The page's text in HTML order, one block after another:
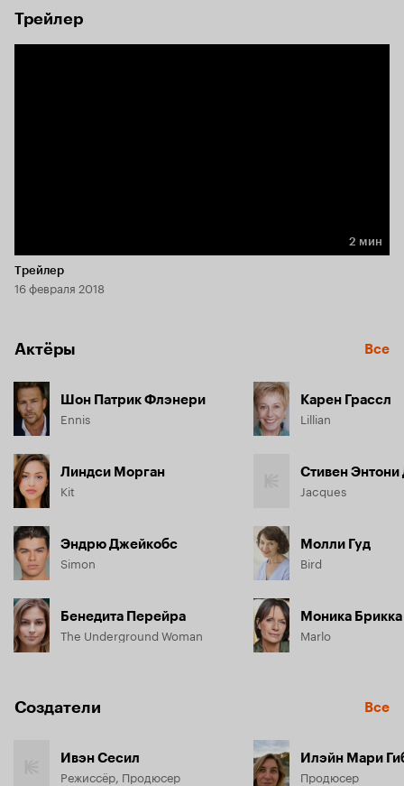
Трейлер
Длительность 2 мин
2 мин
Трейлер
16 февраля 2018
Актёры Все
Шон Патрик Флэнери
Ennis
Линдси Морган
Kit
Эндрю Джейкобс
Simon
Бенедита Перейра
The Underground Woman
Карен Грассл
Lillian
Стивен
Jacques
Молли Гуд
Bird
Моника Брикка
Marlo
Создатели Все
Ивэн Сесил
Режиссёр, Продюсер
Илэйн Мари
Продюсер